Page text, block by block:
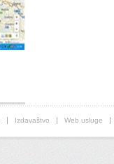
Izdavaštvo Web usluge